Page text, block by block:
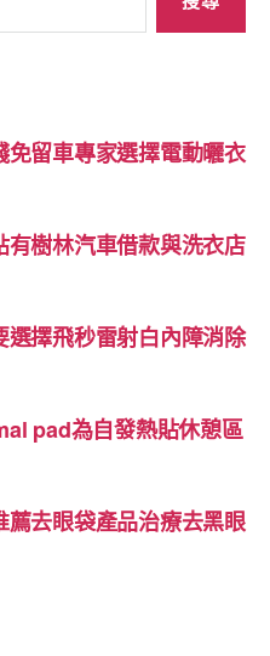
留車專家選擇電動曬衣
樹林汽車借款與洗衣店
擇飛秒雷射白內障消除
pad為自發熱貼休憩區
去眼袋產品治療去黑眼